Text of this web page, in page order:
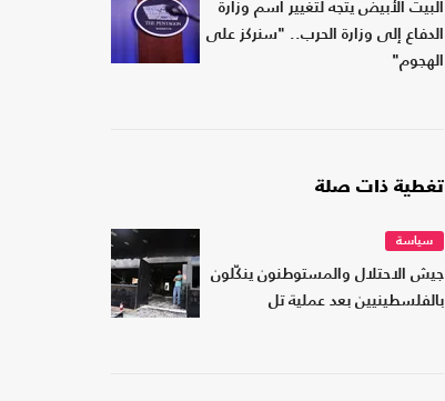
البيت الأبيض يتجه لتغيير اسم وزارة
الدفاع إلى وزارة الحرب.. "سنركز على
الهجوم"
تغطية ذات صلة
سياسة
جيش الاحتلال والمستوطنون ينكّلون
بالفلسطينيين بعد عملية تل